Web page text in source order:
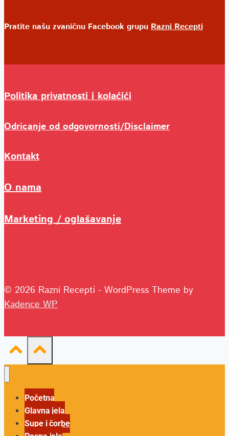
Pratite našu zvaničnu Facebook grupu Razni Recepti
Politika privatnosti i kolaćići
Odricanje od odgovornosti/Disclaimer
Kontakt
O nama
Marketing / oglašavanje
© 2026 Razni Recepti - WordPress Theme by
Kadence WP
Početna
Glavna jela
Supe i čorbe